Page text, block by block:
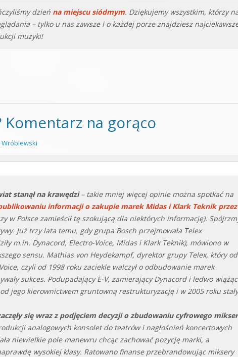
dzień na miejscu siódmym. Dziękujemy wszystkim, którzy
– tylko u nas zawsze i o każdej porze znajdziesz
muzyki!
na gorąco
stanął na krawędzi– takie mniej więcej opinie można spotkać na
informacji o zakupie marek Midas i Klark Teknik przez
w Polsce zamieścił tę szokującą dla niektórych informację).
Już trzy lata temu, gdy grupa Bosch przejmowała Telex
m.in. Dynacord, Electro-Voice, Midas i Klark Teknik), mówiono w
sensu. Mathias von Heydekampf, dyrektor grupy Telex, który od
czyli od 1998 roku zaciekle walczył o odbudowanie marek
sukces. Podupadający E-V, zamierający Dynacord i ledwo
jego kierownictwem gruntowną restrukturyzację i w 2005 roku stały
się wraz z podjęciem decyzji o zbudowaniu cyfrowego
analogowych konsolet do teatrów i nagłośnień koncertowych
niewielkie pole manewru chcąc zachować pozycję marki, a
wysokiej klasy. Ratowano finanse przebrandowując miksery